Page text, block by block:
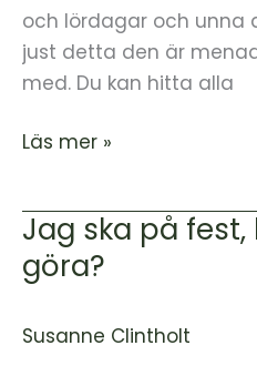
och lördagar och unna
just detta den är
med. Du kan hitta alla
Läs mer »
Jag ska på
göra?
Susanne Clintholt
Jag
ska
på
hur